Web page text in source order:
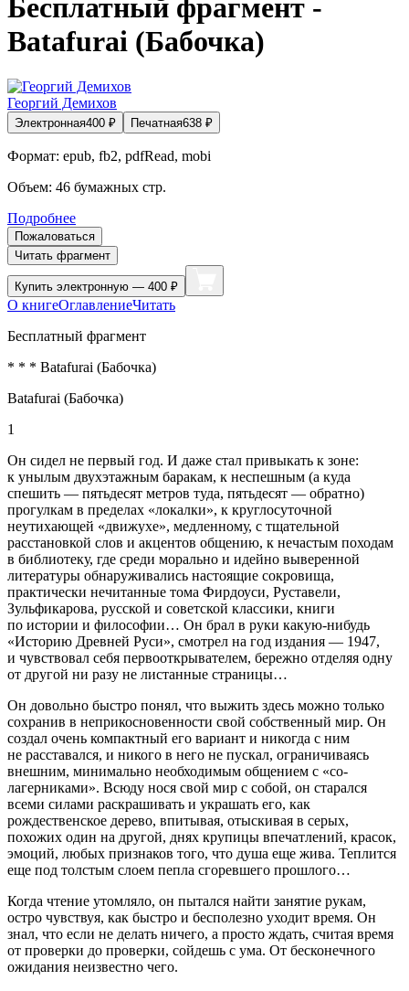
Бесплатный фрагмент -
Batafurai (Бабочка)
Георгий Демихов
Электронная400 ₽ Печатная638 ₽
Формат: epub, fb2, pdfRead, mobi
Объем: 46 бумажных стр.
Подробнее
Пожаловаться
Читать фрагмент
Купить электронную — 400 ₽
О книгеОглавлениеЧитать
Бесплатный фрагмент
* * * Batafurai (Бабочка)
Batafurai (Бабочка)
1
Он сидел не первый год. И даже стал привыкать к зоне:
к унылым двухэтажным баракам, к неспешным (а куда
спешить — пятьдесят метров туда, пятьдесят — обратно)
прогулкам в пределах «локалки», к круглосуточной
неутихающей «движухе», медленному, с тщательной
расстановкой слов и акцентов общению, к нечастым походам
в библиотеку, где среди морально и идейно выверенной
литературы обнаруживались настоящие сокровища,
практически нечитанные тома Фирдоуси, Руставели,
Зульфикарова, русской и советской классики, книги
по истории и философии… Он брал в руки какую-нибудь
«Историю Древней Руси», смотрел на год издания — 1947,
и чувствовал себя первооткрывателем, бережно отделяя одну
от другой ни разу не листанные страницы…
Он довольно быстро понял, что выжить здесь можно только
сохранив в неприкосновенности свой собственный мир. Он
создал очень компактный его вариант и никогда с ним
не расставался, и никого в него не пускал, ограничиваясь
внешним, минимально необходимым общением с «со-
лагерниками». Всюду нося свой мир с собой, он старался
всеми силами раскрашивать и украшать его, как
рождественское дерево, впитывая, отыскивая в серых,
похожих один на другой, днях крупицы впечатлений, красок,
эмоций, любых признаков того, что душа еще жива. Теплится
еще под толстым слоем пепла сгоревшего прошлого…
Когда чтение утомляло, он пытался найти занятие рукам,
остро чувствуя, как быстро и бесполезно уходит время. Он
знал, что если не делать ничего, а просто ждать, считая время
от проверки до проверки, сойдешь с ума. От бесконечного
ожидания неизвестно чего.